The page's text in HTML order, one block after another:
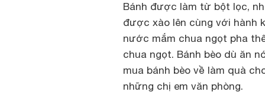
Bánh được làm từ bột lọc,
được xào lên cùng với hành
nước mắm chua ngọt pha
chua ngọt. Bánh bèo dù ăn
mua bánh bèo về làm quà
những chị em văn phòng.